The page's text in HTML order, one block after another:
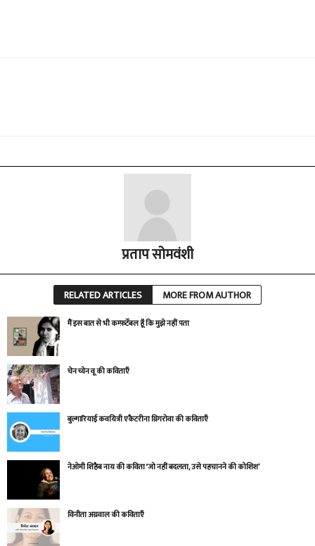
प्रताप सोमवंशी
RELATED ARTICLES MORE FROM AUTHOR
मैं इस बात से भी कम्फ़र्टेबल हूँ कि मुझे नहीं पता
चेन च्येन वू की कविताएँ
बुल्गारियाई कवयित्री एकैटरीना ग्रिगरोवा की कविताएँ
नेओमी शिहैब नाय की कविता ‘जो नहीं बदलता, उसे पहचानने की कोशिश’
विनीता अग्रवाल की कविताएँ